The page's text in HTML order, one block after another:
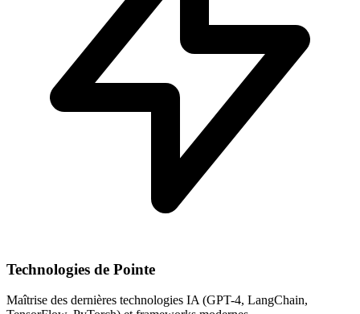
Technologies de Pointe
Maîtrise des dernières technologies IA (GPT-4, LangChain,